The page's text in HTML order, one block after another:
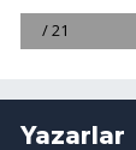
Yazarlar